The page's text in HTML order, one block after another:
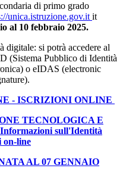
di primo grado
unica.istruzione.gov.it it
al 10 febbraio 2025.
digitale: si potrà accedere al
(Sistema Pubblico di Identità
o eIDAS (electronic
- ISCRIZIONI ONLINE
TECNOLOGICA E
Informazioni sull'Identità
on-line
AL 07 GENNAIO